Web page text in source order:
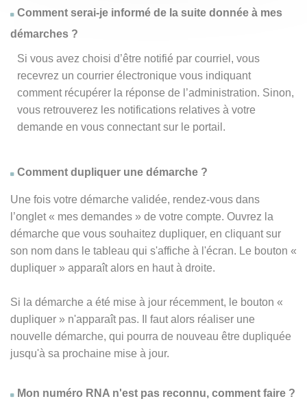
Comment serai-je informé de la suite donnée à mes
démarches ?
Si vous avez choisi d’être notifié par courriel, vous
recevrez un courrier électronique vous indiquant
comment récupérer la réponse de l’administration. Sinon,
vous retrouverez les notifications relatives à votre
demande en vous connectant sur le portail.
Comment dupliquer une démarche ?
Une fois votre démarche validée, rendez-vous dans
l’onglet « mes demandes » de votre compte. Ouvrez la
démarche que vous souhaitez dupliquer, en cliquant sur
son nom dans le tableau qui s'affiche à l'écran. Le bouton «
dupliquer » apparaît alors en haut à droite.
Si la démarche a été mise à jour récemment, le bouton «
dupliquer » n'apparaît pas. Il faut alors réaliser une
nouvelle démarche, qui pourra de nouveau être dupliquée
jusqu'à sa prochaine mise à jour.
Mon numéro RNA n'est pas reconnu, comment faire ?